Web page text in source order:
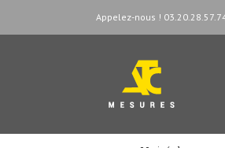
Appelez-nous !